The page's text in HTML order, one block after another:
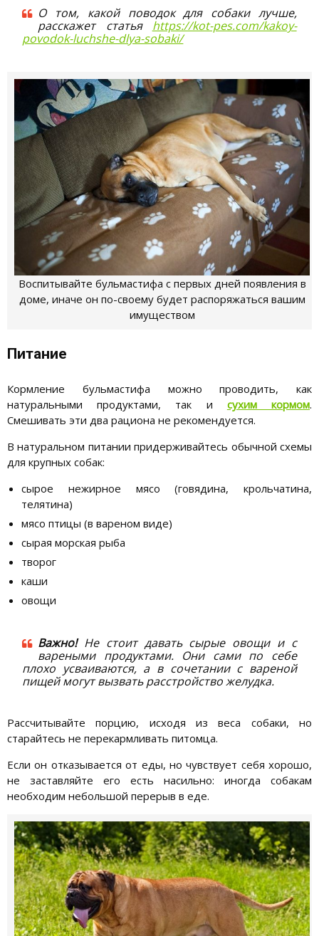
О том, какой поводок для собаки лучше,
расскажет статья https://kot-pes.com/kakoy-
povodok-luchshe-dlya-sobaki/
Воспитывайте бульмастифа с первых дней появления в
доме, иначе он по-своему будет распоряжаться вашим
имуществом
Питание
Кормление бульмастифа можно проводить, как
натуральными продуктами, так и сухим кормом.
Смешивать эти два рациона не рекомендуется.
В натуральном питании придерживайтесь обычной схемы
для крупных собак:
сырое нежирное мясо (говядина, крольчатина,
телятина)
мясо птицы (в вареном виде)
сырая морская рыба
творог
каши
овощи
Важно! Не стоит давать сырые овощи и с
вареными продуктами. Они сами по себе
плохо усваиваются, а в сочетании с вареной
пищей могут вызвать расстройство желудка.
Рассчитывайте порцию, исходя из веса собаки, но
старайтесь не перекармливать питомца.
Если он отказывается от еды, но чувствует себя хорошо,
не заставляйте его есть насильно: иногда собакам
необходим небольшой перерыв в еде.